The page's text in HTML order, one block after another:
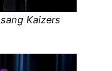
Kaizers